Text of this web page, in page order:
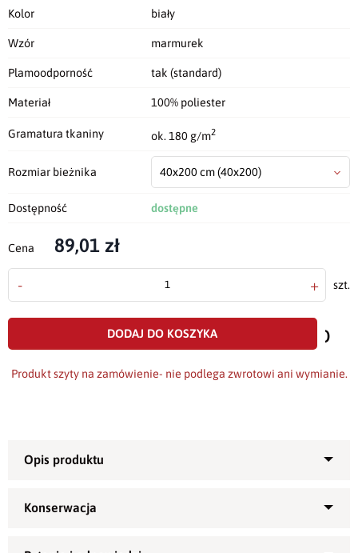
Kolor biały
Wzór marmurek
Plamoodporność tak (standard)
Materiał 100% poliester
Gramatura tkaniny ok. 180 g/m2
Rozmiar bieżnika 40x200 cm(40x200)
Dostępność dostępne
Cena 89,01 zł
- + szt.
DODAJ DO KOSZYKA
do
Produkt szyty na zamówienie- nie podlega zwrotowi ani wymianie.
gramaturze 180g/m
Polecany na uroczyste okazje, święta lub jako ozdoba stołu